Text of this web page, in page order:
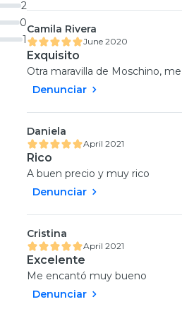
2
0
1
Camila Rivera
June 2020
Exquisito
Otra maravilla de Moschino,
Denunciar
Daniela
April 2021
Rico
A buen precio y muy rico
Denunciar
Cristina
April 2021
Excelente
Me encantó muy bueno
Denunciar